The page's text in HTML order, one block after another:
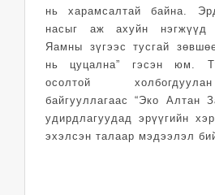
нь харамсалтай байна.
насыг аж ахуйн нэгжүүд
Яамны зүгээс тусгай
нь цуцална” гэсэн юм.
осолтой
байгууллагаас “Эко Алтан
удирдлагуудад эрүүгийн
эхэлсэн талаар мэдээлэл